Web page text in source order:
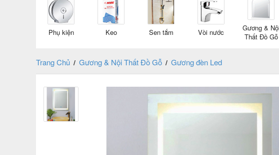
Phụ kiện Keo Sen tắm Vòi nước
Gương &
Thất Đồ Gỗ
Trang Chủ / Gương & Nội Thất Đồ Gỗ / Gương đèn Led